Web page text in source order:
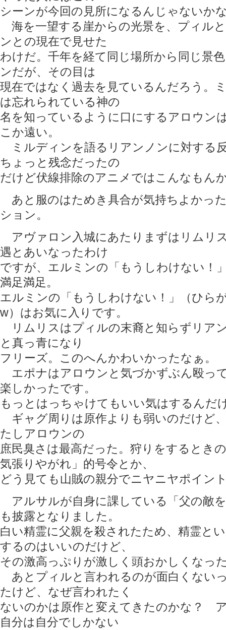
シーンが今回の見所になるんじゃないか
海を一望する崖からの光景を、プィル
ンとの現在で見せた
わけだ。千年を経て同じ場所から同じ景
ンだが、その目は
現在ではなく過去を見ているんだろう。
は忘れられている神の
名を知っているように口にするアロウン
こか遠い。
ミルディンを語るリアンノンに対する
ちょっと残念だったの
だけど伏線排除のアニメではこんなもん
あと服のはためき具合が気持ちよかっ
ション。
アヴァロン入城にあたりまずはリムリ
遇とあいなったわけ
ですが、エルミンの「もうしわけない！
満足満足。
エルミンの「もうしわけない！」（ひら
w）はお気に入りです。
リムリスはプィルの末裔と知らずリア
と真っ青になり
フリーズ。このへんかわいかったなぁ。
エポナはアロウンと気づかずぶん殴っ
楽しかったです。
もっとはっちゃけてもいい気はするんだ
ギャグ周りは原作よりも弱いのだけど
たしアロウンの
庶民臭さは最高だった。狩りをするとき
気張りやがれ」的号令とか、
どう見ても山賊の親分でニヤニヤポイン
アルサルが自身に課している「父の敵
も披露となりました。
白い精霊に父親を殺されたため、精霊と
するのはいいのだけど、
その激高っぷりが激しく頭おかしくなっ
あとプィルと言われるのが面白くない
たけど、なぜ言われたく
ないのかは原作と変えてきたのかな？
自分は自分でしかない